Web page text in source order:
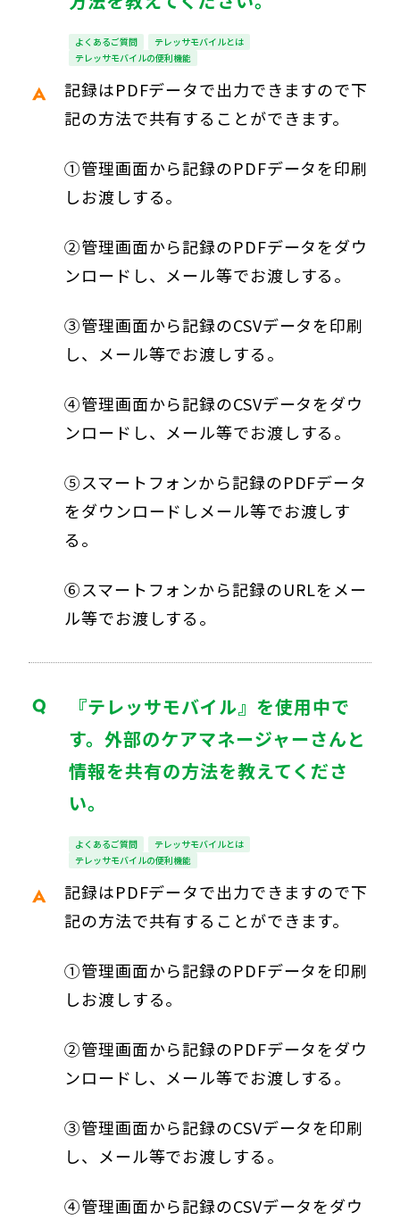
よくあるご質問
テレッサモバイルとは
テレッサモバイルの便利機能
記録はPDFデータで出力できますので下
記の方法で共有することができます。
①管理画面から記録のPDFデータを印刷
しお渡しする。
②管理画面から記録のPDFデータをダウ
ンロードし、メール等でお渡しする。
③管理画面から記録のCSVデータを印刷
し、メール等でお渡しする。
④管理画面から記録のCSVデータをダウ
ンロードし、メール等でお渡しする。
⑤スマートフォンから記録のPDFデータ
をダウンロードしメール等でお渡しす
る。
⑥スマートフォンから記録のURLをメー
ル等でお渡しする。
『テレッサモバイル』を使用中で
す。外部のケアマネージャーさんと
情報を共有の方法を教えてくださ
い。
よくあるご質問
テレッサモバイルとは
テレッサモバイルの便利機能
記録はPDFデータで出力できますので下
記の方法で共有することができます。
①管理画面から記録のPDFデータを印刷
しお渡しする。
②管理画面から記録のPDFデータをダウ
ンロードし、メール等でお渡しする。
③管理画面から記録のCSVデータを印刷
し、メール等でお渡しする。
④管理画面から記録のCSVデータをダウ